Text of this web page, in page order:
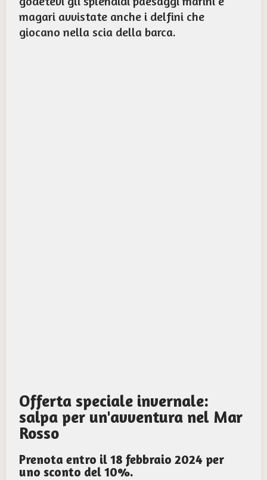
magari avvistate anche i delfini che
giocano nella scia della barca.
Offerta speciale invernale:
salpa per un'avventura nel Mar
Rosso
Prenota entro il 18 febbraio 2024 per
uno sconto del 10%.